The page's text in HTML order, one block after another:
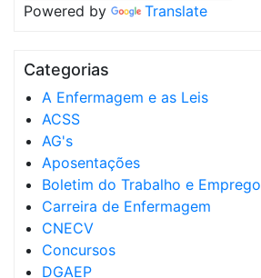
Powered by Translate
Categorias
A Enfermagem e as Leis
ACSS
AG's
Aposentações
Boletim do Trabalho e Emprego
Carreira de Enfermagem
CNECV
Concursos
DGAEP